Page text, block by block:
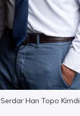
Serdar Han Topo